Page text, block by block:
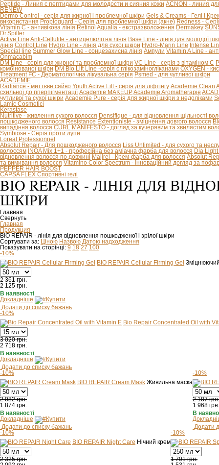
Peptide - Линия с пептидами для молодости и сияния кожи ACNON - линия
RENEW
Dermo Control - серія для жирної і проблемної шкіри Gels & Creams - Гелі і
використання Propioguard - Серія для проблемної шкіри (акне) Redness -
Vitamin C - антивікова лінія Retinol Aqualia - екстразволоження Dermakey
Dr.Spiller
Active Line Anti-Cellulite - антицелюлітна лінія Base Line - лінія для молодої
лінія Control Line Hydro Line - лінія для сухої шкіри Hydro-Marin Line Intense
Special line Summer Glow Line - сонцезахисна лінія Ампули Vitamin A Line -
Onmacabim
DM Line - серія для жирної та проблемної шкіри VC Line - серія з вітаміном С
комбінованої шкіри DM Bio Lift Line -cерія с глікозаміногліканами OXYGEN -
Treatment FC - Дерматологічна лікувальна серія Psmed - для чутливої шкіри
ACADEMIE
Radiance - миттєве сяйво Youth Active Lift - серія для ліфтінгу Academie Clean
схильної до гіперпігментації Academie MAKEUPAcademie Aromatherapie
чутливої та сухої шкіри Academie Pure - серія для жирної шкіри з недоліками
Lamic Cosmetici
Kerastase
Nutritive - живлення сухого волосся Densifique - для відновлення щільності
пошкодженого волосся Resistance Extentioniste - зміцнення довгого волосся
випадіння волосся CURL MANIFESTO - догляд за кучерявим та хвилястим
Symbiose - Серія проти лупи
Loreal Professionnel
Absolut Repair - Для пошкодженого волосся Liss Unlimited - для сухого та
волоссям INOA Mix 1+1 - професійна без аміачна фарба для волосся Dia Light
відновлення волосся по довжині Majirel - Крем-фарба для волосся Absolut
та вимивання волосся Vitamino Color Spectrum - Інноваційний догляд за
PEPPER HAIR BOOST
CAPSA FLEX Спортивні гелі
BIO REPAIR - ЛІНІЯ ДЛЯ
ШКІРИ
Главная
Свернуть
Главная
Продукция
BIO REPAIR - лінія для відновлення пошкодженої і зрілої шкіри
Сортувати за: Ціною Назвою Датою надходження
Показувати на сторінці: 9 18 27 100
-10%
BIO REPAIR Cellular Firming Gel
2 361 грн.
2 125 грн.
В наявності
Докладніше
Купити
Додати до списку бажань
-10%
Bio Repair Concentrated Оil with
3 020 грн.
2 718 грн.
В наявності
Докладніше
Купити
Додати до списку бажань
-10%
BIO REPAIR Cream Mask Живильна маска
2 082 грн.
1 874 грн.
В наявності
Докладніше
Купити
Додати до списку бажань
-10%
2 187 грн.
1 968 грн.
В
Додати
-10%
BIO REPAIR Night Care Нічний крем
2 325 грн.
-10%
1 701 грн.